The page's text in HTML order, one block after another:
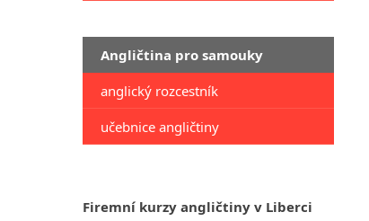
Angličtina pro samouky
anglický rozcestník
učebnice angličtiny
Firemní kurzy angličtiny v Liberci